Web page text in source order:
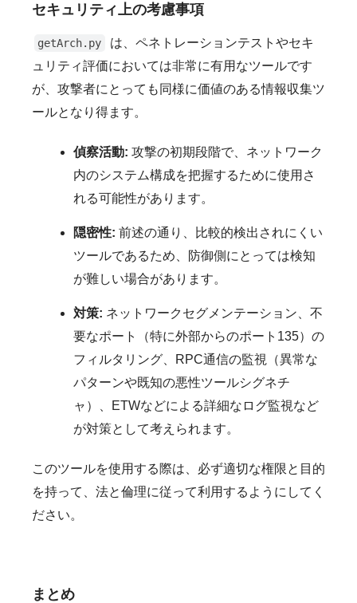
セキュリティ上の考慮事項
getArch.py
は、ペネトレーションテストやセキ
ュリティ評価においては非常に有用なツールです
が、攻撃者にとっても同様に価値のある情報収集ツ
ールとなり得ます。
偵察活動: 攻撃の初期段階で、ネットワーク
内のシステム構成を把握するために使用さ
れる可能性があります。
隠密性: 前述の通り、比較的検出されにくい
ツールであるため、防御側にとっては検知
が難しい場合があります。
対策: ネットワークセグメンテーション、不
要なポート（特に外部からのポート135）の
フィルタリング、RPC通信の監視（異常な
パターンや既知の悪性ツールシグネチ
ャ）、ETWなどによる詳細なログ監視など
が対策として考えられます。
このツールを使用する際は、必ず適切な権限と目的
を持って、法と倫理に従って利用するようにしてく
ださい。
まとめ